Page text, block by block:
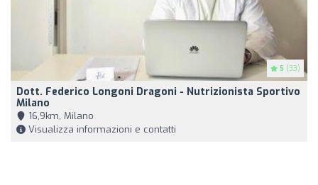
5 (33)
Dott. Federico Longoni Dragoni - Nutrizionista Sportivo
Milano
16,9km, Milano
Visualizza informazioni e contatti